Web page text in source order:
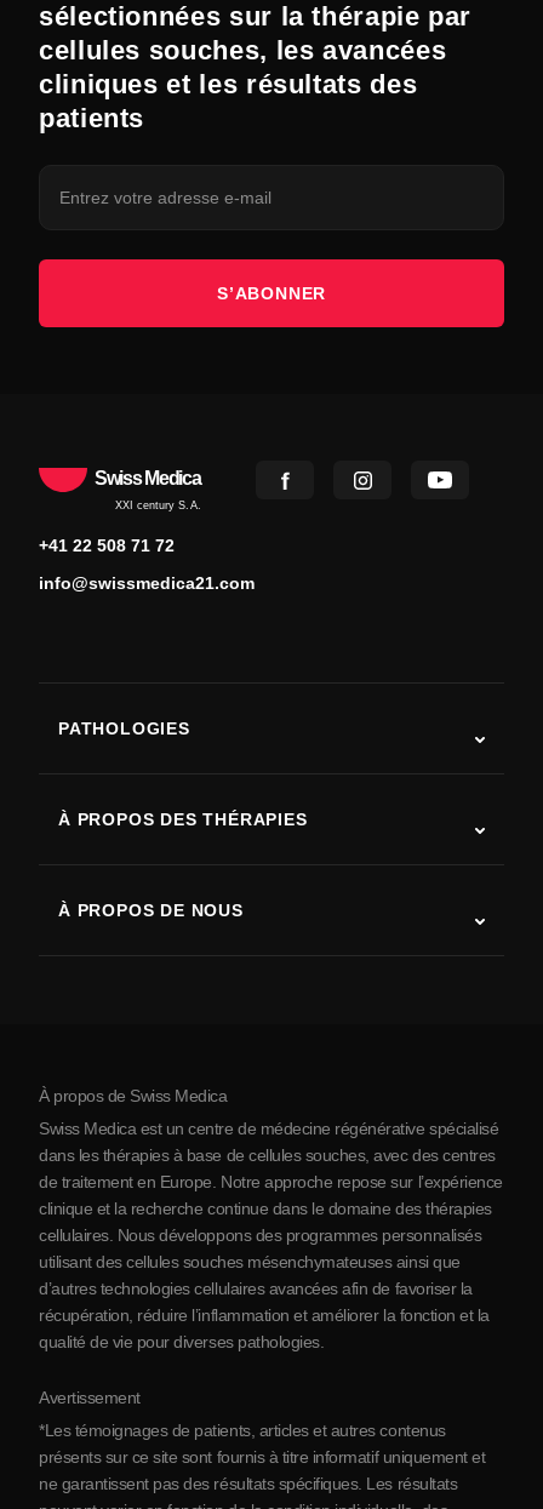
sélectionnées sur la thérapie par
cellules souches, les avancées
cliniques et les résultats des
patients
S’ABONNER
Swiss Medica
XXI century S.A.
+41 22 508 71 72
info@swissmedica21.com
PATHOLOGIES
Maladie de Parkinson
Arthrite
À PROPOS DES THÉRAPIES
À PROPOS DE NOUS
À propos de la Serbie
Partenariats
Contact
À propos de Swiss Medica
Swiss Medica est un centre de médecine régénérative spécialisé
dans les thérapies à base de cellules souches, avec des centres
de traitement en Europe. Notre approche repose sur l’expérience
clinique et la recherche continue dans le domaine des thérapies
cellulaires. Nous développons des programmes personnalisés
utilisant des cellules souches mésenchymateuses ainsi que
d’autres technologies cellulaires avancées afin de favoriser la
récupération, réduire l’inflammation et améliorer la fonction et la
qualité de vie pour diverses pathologies.
Avertissement
*Les témoignages de patients, articles et autres contenus
présents sur ce site sont fournis à titre informatif uniquement et
ne garantissent pas des résultats spécifiques. Les résultats